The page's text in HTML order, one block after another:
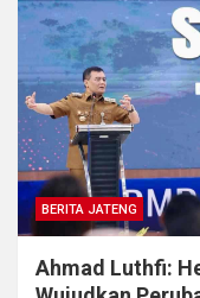
BERITA JATENG
Ahmad Luthfi: